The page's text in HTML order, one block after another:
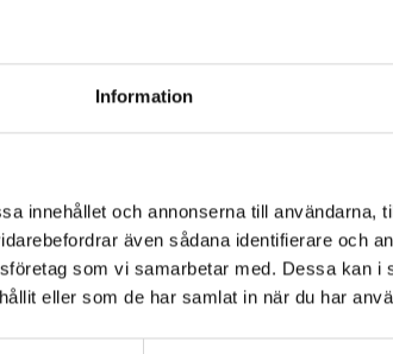
Information
innehållet och annonserna till användarna,
även sådana identifierare och
som vi samarbetar med. Dessa kan i
eller som de har samlat in när du har